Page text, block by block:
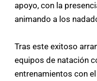
apoyo, con la
animando a los
Tras este exitoso
equipos de natación
entrenamientos con